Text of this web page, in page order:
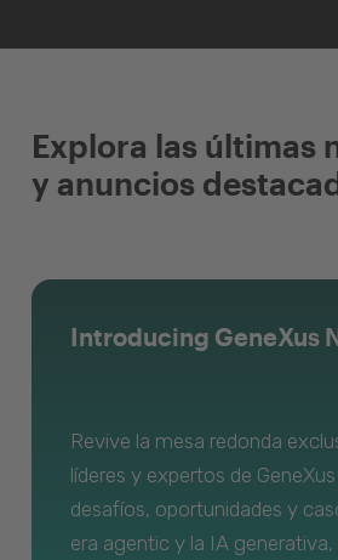
Explora las últimas
y anuncios
Introducing GeneXus
Revive la mesa redonda
líderes y expertos de
desafíos, oportunidades y
era agentic y la IA